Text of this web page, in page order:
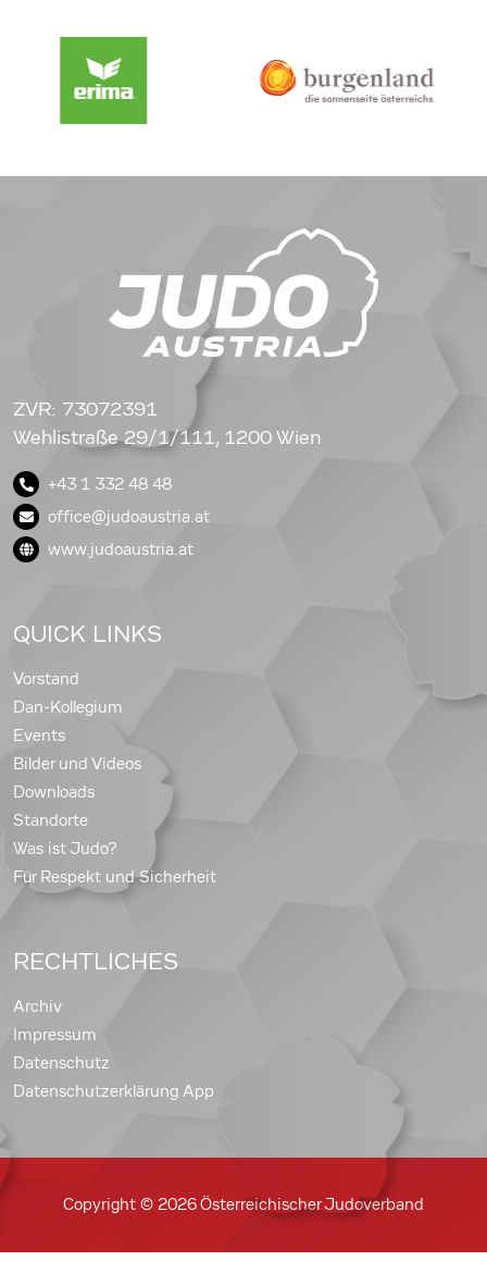
ZVR: 73072391
Wehlistraße 29/1/111, 1200 Wien
+43 1 332 48 48
office@judoaustria.at
www.judoaustria.at
QUICK LINKS
Vorstand
Dan-Kollegium
Events
Bilder und Videos
Downloads
Standorte
Was ist Judo?
Für Respekt und Sicherheit
RECHTLICHES
Archiv
Impressum
Datenschutz
Datenschutzerklärung App
Copyright © 2026 Österreichischer Judoverband